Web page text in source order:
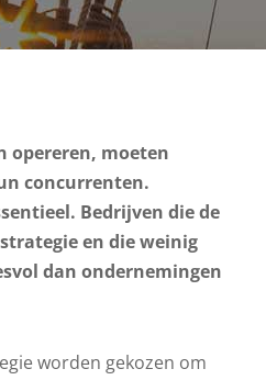
opereren, moeten
concurrenten.
Bedrijven die de
en die weinig
dan ondernemingen
worden gekozen om